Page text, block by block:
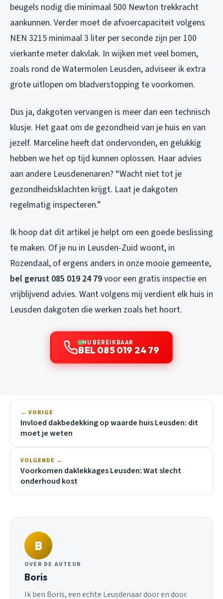
beugels nodig die minimaal 500 Newton trekkracht
aankunnen. Verder moet de afvoercapaciteit volgens
NEN 3215 minimaal 3 liter per seconde zijn per 100
vierkante meter dakvlak. In wijken met veel bomen,
zoals rond de Watermolen Leusden, adviseer ik extra
grote uitlopen om bladverstopping te voorkomen.
Dus ja, dakgoten vervangen is meer dan een technisch
klusje. Het gaat om de gezondheid van je huis en van
jezelf. Marceline heeft dat ondervonden, en gelukkig
hebben we het op tijd kunnen oplossen. Haar advies
aan andere Leusdenenaren? “Wacht niet tot je
gezondheidsklachten krijgt. Laat je dakgoten
regelmatig inspecteren.”
Ik hoop dat dit artikel je helpt om een goede beslissing
te maken. Of je nu in Leusden-Zuid woont, in
Rozendaal, of ergens anders in onze mooie gemeente,
bel gerust 085 019 24 79voor een gratis inspectie en
vrijblijvend advies. Want volgens mij verdient elk huis in
Leusden dakgoten die werken zoals het hoort.
NU BEREIKBAAR
BEL 085 019 24 79
← VORIGE
Invloed dakbedekking op waarde huis Leusden: dit
moet je weten
VOLGENDE →
Voorkomen daklekkages Leusden: Wat slecht
onderhoud kost
B
OVER DE AUTEUR
Boris
Ik ben Boris, een echte Leusdenaar door en door.